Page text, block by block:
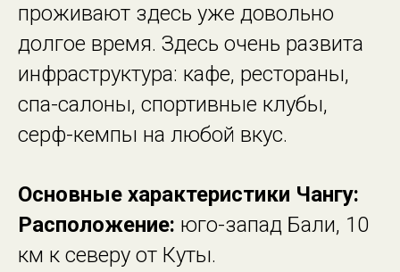
проживают здесь уже довольно
долгое время. Здесь очень развита
инфраструктура: кафе, рестораны,
спа-салоны, спортивные клубы,
серф-кемпы на любой вкус.
Основные характеристики Чангу:
Расположение: юго-запад Бали, 10
км к северу от Куты.